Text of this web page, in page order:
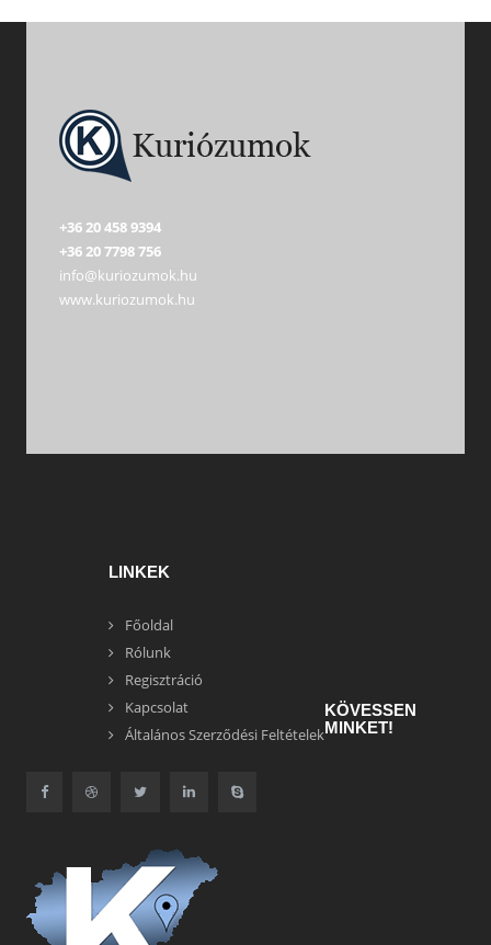
+36 20 458 9394
+36 20 7798 756
info@kuriozumok.hu
www.kuriozumok.hu
LINKEK
Főoldal
Rólunk
Regisztráció
Kapcsolat
Általános Szerződési Feltételek
KÖVESSEN
MINKET!